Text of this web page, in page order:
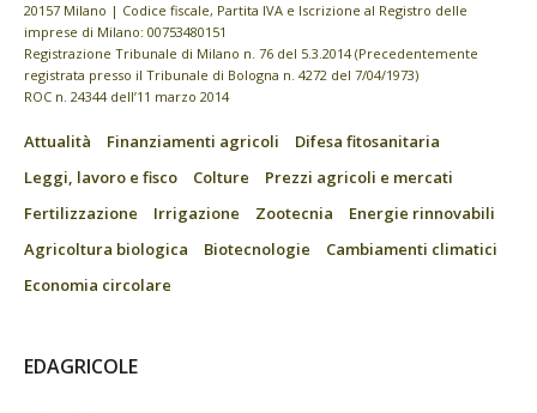
20157 Milano | Codice fiscale, Partita IVA e Iscrizione al Registro delle
imprese di Milano: 00753480151
Registrazione Tribunale di Milano n. 76 del 5.3.2014 (Precedentemente
registrata presso il Tribunale di Bologna n. 4272 del 7/04/1973)
ROC n. 24344 dell’11 marzo 2014
Attualità Finanziamenti agricoli
Difesa fitosanitaria
Leggi, lavoro e fisco
Colture
Prezzi agricoli e mercati
Fertilizzazione
Irrigazione Zootecnia
Energie rinnovabili
Agricoltura biologica
Biotecnologie
Cambiamenti climatici
Economia circolare
EDAGRICOLE